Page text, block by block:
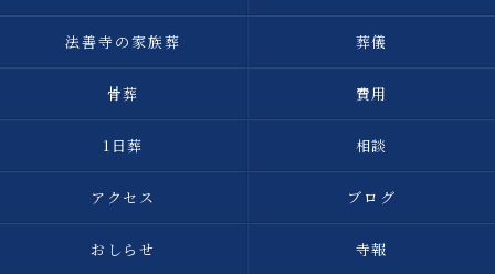
法善寺の家族葬 葬儀
骨葬 費用
1日葬 相談
アクセス ブログ
おしらせ 寺報